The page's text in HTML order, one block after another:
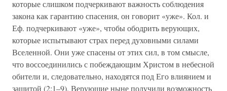
которые слишком подчеркивают важность соблюдения
закона как гарантию спасения, он говорит «уже». Кол. и
Еф. подчеркивают «уже», чтобы ободрить верующих,
которые испытывают страх перед духовными силами
Вселенной. Они уже спасены от этих сил, в том смысле,
что воссоединились с побеждающим Христом в небесной
обители и, следовательно, находятся под Его влиянием и
защитой (2:1–9). Верующие ныне получили возможность